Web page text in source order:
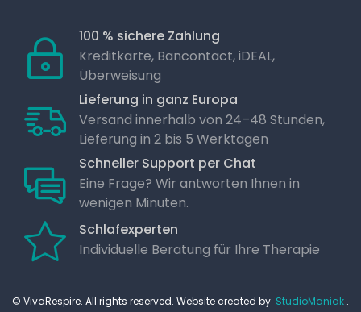
100 % sichere Zahlung
Kreditkarte, Bancontact, iDEAL,
Überweisung
Lieferung in ganz Europa
Versand innerhalb von 24–48 Stunden,
Lieferung in 2 bis 5 Werktagen
Schneller Support per Chat
Eine Frage? Wir antworten Ihnen in
wenigen Minuten.
Schlafexperten
Individuelle Beratung für Ihre Therapie
© VivaRespire. All rights reserved. Website created by StudioManiak .